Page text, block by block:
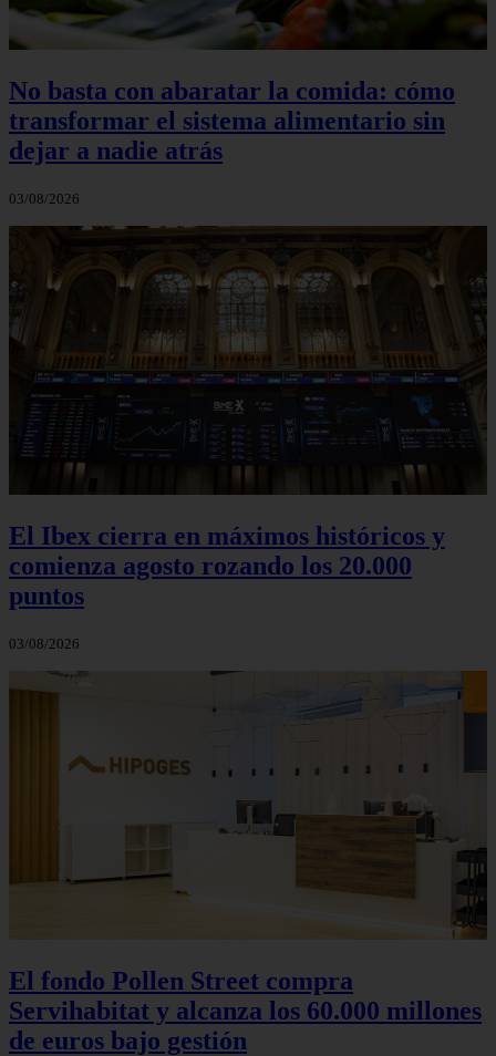
No basta con abaratar la comida: cómo
transformar el sistema alimentario sin
dejar a nadie atrás
03/08/2026
El Ibex cierra en máximos históricos y
comienza agosto rozando los 20.000
puntos
03/08/2026
El fondo Pollen Street compra
Servihabitat y alcanza los 60.000 millones
de euros bajo gestión